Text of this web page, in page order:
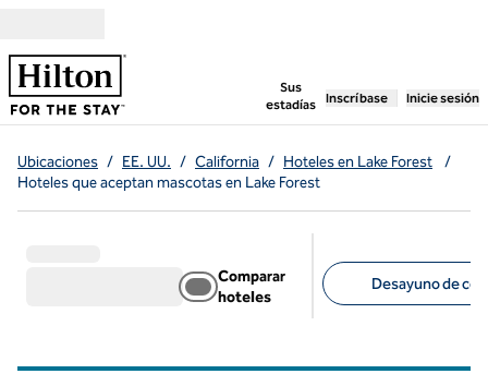
Sus
estadías
, abre una pestaña
Inscríbase Inicie sesión
Ubicaciones / EE. UU. / California / Hoteles en Lake Forest
/
Hoteles que aceptan mascotas en Lake Forest
Comparar
hoteles
Desayuno de